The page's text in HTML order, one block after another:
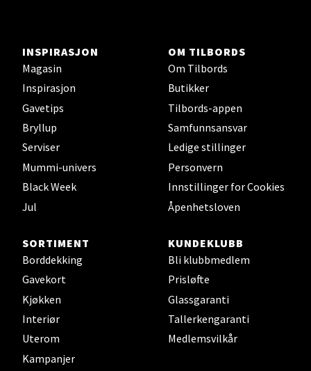
INSPIRASJON
Magasin
Inspirasjon
Gavetips
Bryllup
Serviser
Mummi-univers
Black Week
Jul
OM TILBORDS
Om Tilbords
Butikker
Tilbords-appen
Samfunnsansvar
Ledige stillinger
Personvern
Innstillinger for Cookies
Åpenhetsloven
SORTIMENT
Borddekking
Gavekort
Kjøkken
Interiør
Uterom
Kampanjer
KUNDEKLUBB
Bli klubbmedlem
Prisløfte
Glassgaranti
Tallerkengaranti
Medlemsvilkår
Sortland - Sortland Storsenter
Strangata 26, 8400 Sortland
Åpent i dag 10-19
0 i butikk
Steinkjer - Thon Senter Steinkjer
Sjøfartsgata 2, 7714 Steinkjer
Åpent i dag 10-20
0 i butikk